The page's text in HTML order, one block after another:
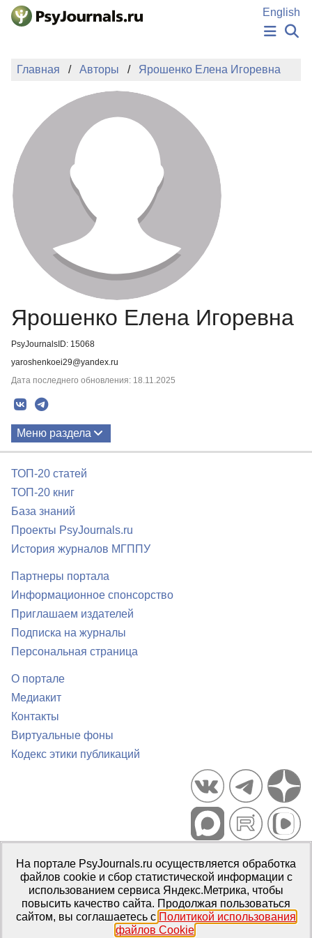
Перейти к основному содержанию
English
НОВОСТИ
АВТОРЫ
ПОДАТЬ РУКОПИСЬ
БАЗА ЗНАНИЙ
КЛЮЧЕВЫЕ СЛОВА
Регистрация
Главная Авторы Ярошенко Елена Игоревна
Ярошенко Елена Игоревна
PsyJournalsID: 15068
yaroshenkoei29@yandex.ru
Дата последнего обновления: 18.11.2025
Меню раздела
ТОП-20 статей
ТОП-20 книг
База знаний
Проекты PsyJournals.ru
История журналов МГППУ
Партнеры портала
Информационное спонсорство
Приглашаем издателей
Подписка на журналы
Персональная страница
О портале
Медиакит
Контакты
Виртуальные фоны
Кодекс этики публикаций
Портал психологических изданий PsyJournals.ru, 2007–2026
Правила использования материалов
Свидетельство регистрации СМИЭл № ФС77-66447 от 14 июля
2016 г.
Издатель: ФГБОУ ВО МГППУ
На портале PsyJournals.ru осуществляется обработка
файлов cookie и сбор статистической информации с
использованием сервиса Яндекс.Метрика, чтобы
повысить качество сайта. Продолжая пользоваться
сайтом, вы соглашаетесь с Политикой использования
файлов Cookie.